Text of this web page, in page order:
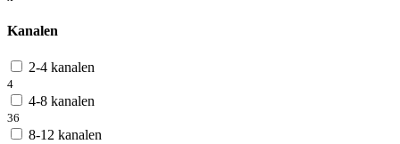
Kanalen
2-4 kanalen
4
4-8 kanalen
36
8-12 kanalen